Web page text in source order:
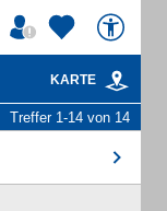
KARTE
Treffer 1-14 von 14